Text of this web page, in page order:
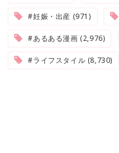
#妊娠・出産 (971)
#あるある漫画 (2,976)
#ライフスタイル (8,730)